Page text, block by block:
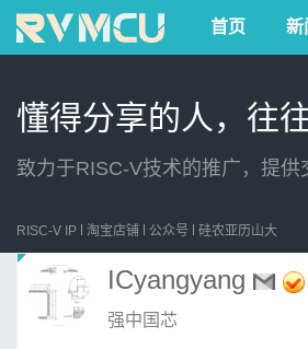
首页 新
懂得分享的人，往
致力于RISC-V技术的推广，提供
RISC-V IP 淘宝店铺 公众号 硅农亚历山大
ICyangyang
强中国芯